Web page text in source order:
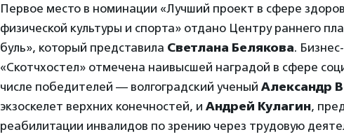
Первое место в номинации «Лучший проект в сфере
физической культуры и спорта» отдано Центру раннего
буль», который представила Светлана Белякова.
«Скотчхостел» отмечена наивысшей наградой в сфере
числе победителей — волгоградский ученый Александр
экзоскелет верхних конечностей, и Андрей Кулагин,
реабилитации инвалидов по зрению через трудовую